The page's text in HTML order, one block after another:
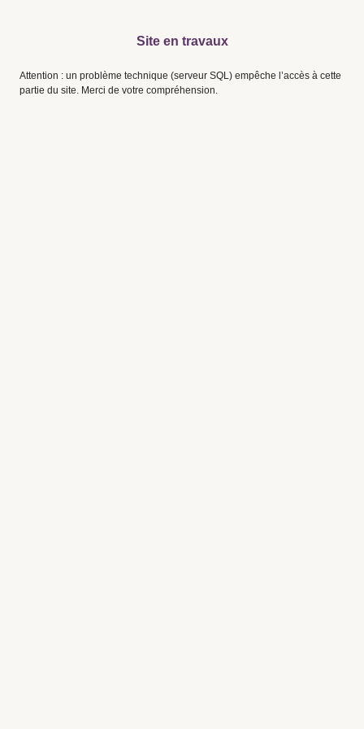
Site en travaux
Attention : un problème technique (serveur SQL) empêche l’accès à cette
partie du site. Merci de votre compréhension.